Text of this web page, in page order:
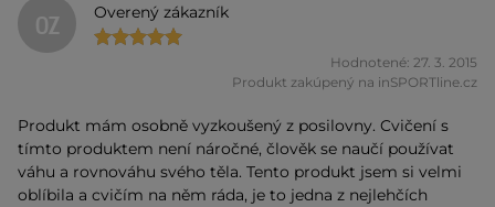
OZ Overený zákazník
Hodnotené: 27. 3. 2015
Produkt zakúpený na inSPORTline.cz
Produkt mám osobně vyzkoušený z posilovny. Cvičení s
tímto produktem není náročné, člověk se naučí používat
váhu a rovnováhu svého těla. Tento produkt jsem si velmi
oblíbila a cvičím na něm ráda, je to jedna z nejlehčích